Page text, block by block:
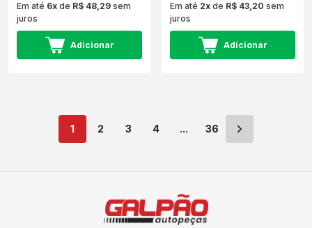
Em até 6x de R$ 48,29 sem
juros
Adicionar
Em até 2x de R$ 43,20 sem
juros
Adicionar
1 2 3 4 ... 36